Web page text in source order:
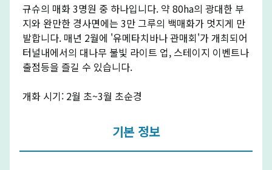
규슈의 매화 3명원 중 하나입니다. 약 80ha의 광대한 부
지와 완만한 경사면에는 3만 그루의 백매화가 멋지게 만
발합니다. 매년 2월에 '유메타치바나 관매회'가 개최되어
터널내에서의 대나무 불빛 라이트 업, 스테이지 이벤트나
출점등을 즐길 수 있습니다.
개화 시기: 2월 초~3월 초순경
기본 정보